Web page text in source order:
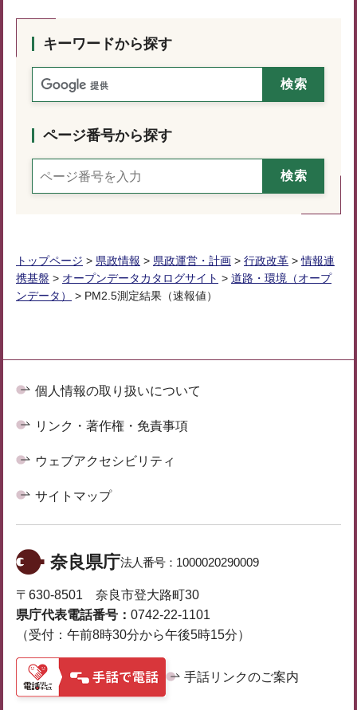
キーワードから探す
ページ番号から探す
トップページ > 県政情報 > 県政運営・計画 > 行政改革 >情報連
携基盤 > オープンデータカタログサイト > 道路・環境（オープ
ンデータ）
> PM2.5測定結果（速報値）
個人情報の取り扱いについて
リンク・著作権・免責事項
ウェブアクセシビリティ
サイトマップ
奈良県庁法人番号： 1000020290009
〒630-8501 奈良市登大路町30
県庁代表電話番号： 0742-22-1101
（受付：午前8時30分から午後5時15分）
手話リンクのご案内